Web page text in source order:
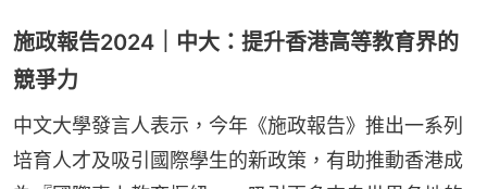
施政報告2024｜中大：提升香港高等教育界的
競爭力
中文大學發言人表示，今年《施政報告》推出一系列
培育人才及吸引國際學生的新政策，有助推動香港成